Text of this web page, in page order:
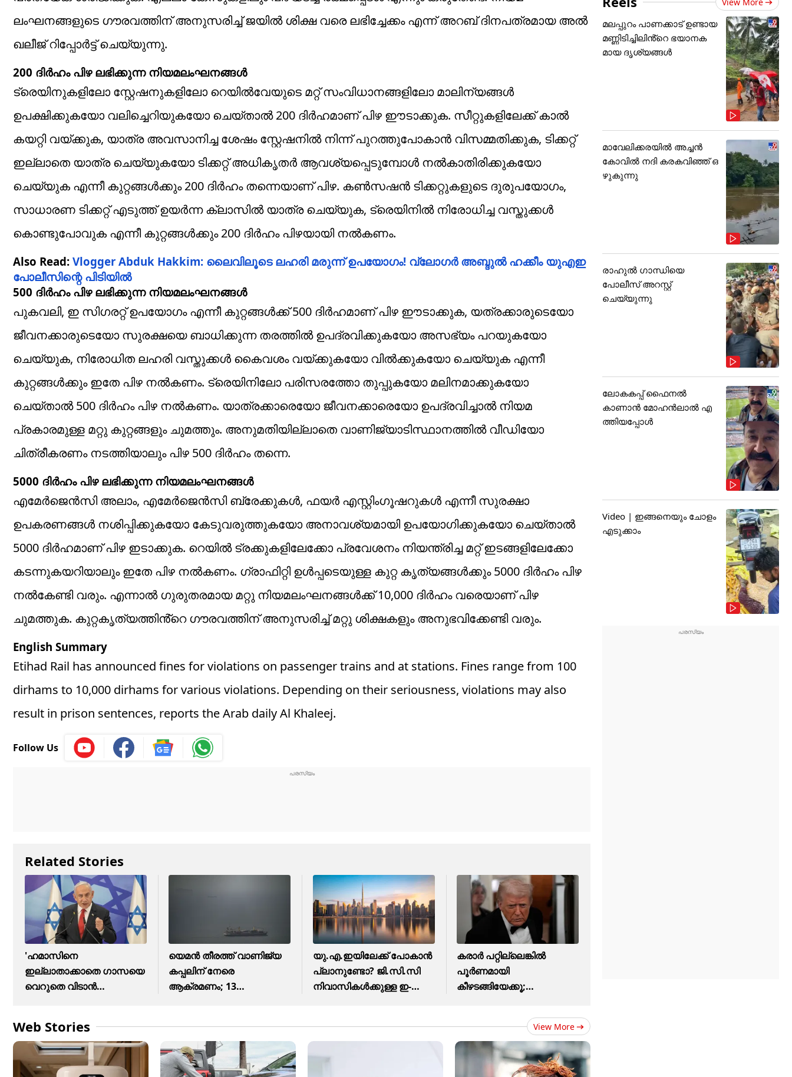
ലംഘനങ്ങളുടെ ഗൗരവത്തിന് അനുസരിച്ച് ജയിൽ ശിക്ഷ വരെ ലഭിച്ചേക്കം എന്ന് അറബ് ദിനപത്രമായ അൽ
ഖലീജ് റിപ്പോർട്ട് ചെയ്യുന്നു.
200 ദിർഹം പിഴ ലഭിക്കുന്ന നിയമലംഘനങ്ങൾ
ട്രെയിനുകളിലോ സ്റ്റേഷനുകളിലോ റെയിൽവേയുടെ മറ്റ് സംവിധാനങ്ങളിലോ മാലിന്യങ്ങൾ
ഉപക്ഷിക്കുകയോ വലിച്ചെറിയുകയോ ചെയ്താൽ 200 ദിർഹമാണ് പിഴ ഈടാക്കുക. സീറ്റുകളിലേക്ക് കാൽ
കയറ്റി വയ്ക്കുക, യാത്ര അവസാനിച്ച ശേഷം സ്റ്റേഷനിൽ നിന്ന് പുറത്തുപോകാൻ വിസമ്മതിക്കുക, ടിക്കറ്റ്
ഇല്ലാതെ യാത്ര ചെയ്യുകയോ ടിക്കറ്റ് അധികൃതർ ആവശ്യപ്പെടുമ്പോൾ നൽകാതിരിക്കുകയോ
ചെയ്യുക എന്നീ കുറ്റങ്ങൾക്കും 200 ദിർഹം തന്നെയാണ് പിഴ. കൺസഷൻ ടിക്കറ്റുകളുടെ ദുരുപയോഗം,
സാധാരണ ടിക്കറ്റ് എടുത്ത് ഉയർന്ന ക്ലാസിൽ യാത്ര ചെയ്യുക, ട്രെയിനിൽ നിരോധിച്ച വസ്തുക്കൾ
കൊണ്ടുപോവുക എന്നീ കുറ്റങ്ങൾക്കും 200 ദിർഹം പിഴയായി നൽകണം.
Also Read: Vlogger Abduk Hakkim: ലൈവിലൂടെ ലഹരി മരുന്ന് ഉപയോഗം! വ്ലോഗർ അബ്ദുൽ ഹക്കീം യുഎഇ
പോലീസിന്റെ പിടിയിൽ
500 ദിർഹം പിഴ ലഭിക്കുന്ന നിയമലംഘനങ്ങൾ
പുകവലി, ഇ സിഗരറ്റ് ഉപയോഗം എന്നീ കുറ്റങ്ങൾക്ക് 500 ദിർഹമാണ് പിഴ ഈടാക്കുക, യത്രക്കാരുടെയോ
ജീവനക്കാരുടെയോ സുരക്ഷയെ ബാധിക്കുന്ന തരത്തിൽ ഉപദ്രവിക്കുകയോ അസഭ്യം പറയുകയോ
ചെയ്യുക, നിരോധിത ലഹരി വസ്തുക്കൾ കൈവശം വയ്ക്കുകയോ വിൽക്കുകയോ ചെയ്യുക എന്നീ
കുറ്റങ്ങൾക്കും ഇതേ പിഴ നൽകണം. ട്രെയിനിലോ പരിസരത്തോ തുപ്പുകയോ മലിനമാക്കുകയോ
ചെയ്താൽ 500 ദിർഹം പിഴ നൽകണം. യാത്രക്കാരെയോ ജീവനക്കാരെയോ ഉപദ്രവിച്ചാൽ നിയമ
പ്രകാരമുള്ള മറ്റു കുറ്റങ്ങളും ചുമത്തും. അനുമതിയില്ലാതെ വാണിജ്യാടിസ്ഥാനത്തിൽ വീഡിയോ
ചിത്രീകരണം നടത്തിയാലും പിഴ 500 ദിർഹം തന്നെ.
5000 ദിർഹം പിഴ ലഭിക്കുന്ന നിയമലംഘനങ്ങൾ
എമേർജെൻസി അലാം, എമേർജെൻസി ബ്രേക്കുകൾ, ഫയർ എസ്റ്റിംഗൂഷറുകൾ എന്നീ സുരക്ഷാ
ഉപകരണങ്ങൾ നശിപ്പിക്കുകയോ കേടുവരുത്തുകയോ അനാവശ്യമായി ഉപയോഗിക്കുകയോ ചെയ്താൽ
5000 ദിർഹമാണ് പിഴ ഇടാക്കുക. റെയിൽ ട്രക്കുകളിലേക്കോ പ്രവേശനം നിയന്ത്രിച്ച മറ്റ് ഇടങ്ങളിലേക്കോ
കടന്നുകയറിയാലും ഇതേ പിഴ നൽകണം. ഗ്രാഫിറ്റി ഉൾപ്പടെയുള്ള കുറ്റ കൃത്യങ്ങൾക്കും 5000 ദിർഹം പിഴ
നൽകേണ്ടി വരും. എന്നാൽ ഗുരുതരമായ മറ്റു നിയമലംഘനങ്ങൾക്ക് 10,000 ദിർഹം വരെയാണ് പിഴ
ചുമത്തുക. കുറ്റകൃത്യത്തിൻ്റെ ഗൗരവത്തിന് അനുസരിച്ച് മറ്റു ശിക്ഷകളും അനുഭവിക്കേണ്ടി വരും.
English Summary
Etihad Rail has announced fines for violations on passenger trains and at stations. Fines range from 100
dirhams to 10,000 dirhams for various violations. Depending on their seriousness, violations may also
result in prison sentences, reports the Arab daily Al Khaleej.
Follow Us
Related Stories
'ഹമാസിനെ
ഇല്ലാതാക്കാതെ ഗാസയെ
വെറുതെ വിടാന്‍
യെമൻ തീരത്ത് വാണിജ്യ
കപ്പലിന് നേരെ
ആക്രമണം; 13
യു.എ.ഇയിലേക്ക് പോകാൻ
പ്ലാനുണ്ടോ? ജി.സി.സി
നിവാസികൾക്കുള്ള ഇ-
കരാര്‍ പറ്റില്ലെങ്കില്‍
പൂര്‍ണമായി
കീഴടങ്ങിയേക്കൂ;
Web Stories View More
മലപ്പുറം പാണക്കാട് ഉണ്ടായ
മണ്ണിടിച്ചിലിൻ്റെ ഭയാനക
മായ ദൃശ്യങ്ങൾ
മാവേലിക്കരയിൽ അച്ചൻ
കോവിൽ നദി കരകവിഞ്ഞ് ഒ
ഴുകുന്നു
രാഹുൽ ഗാന്ധിയെ
പോലീസ് അറസ്റ്റ്
ചെയ്യുന്നു
ലോകകപ്പ് ഫൈനൽ
കാണാൻ മോഹൻലാൽ എ
ത്തിയപ്പോൾ
Video | ഇങ്ങനെയും ചോളം
എടുക്കാം